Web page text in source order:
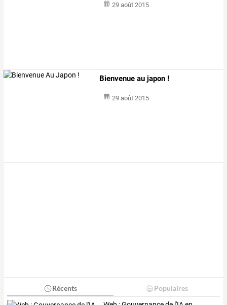
29 août 2015
Bienvenue au japon !
29 août 2015
Récents Populaires